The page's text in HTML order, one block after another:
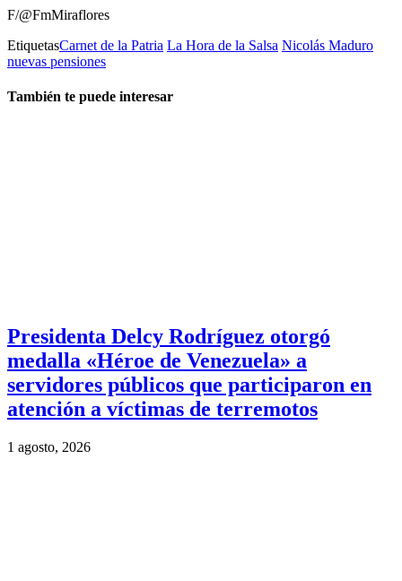
F/@FmMiraflores
EtiquetasCarnet de la Patria La Hora de la Salsa Nicolás Maduro
nuevas pensiones
También te puede interesar
Presidenta Delcy Rodríguez otorgó
medalla «Héroe de Venezuela» a
servidores públicos que participaron en
atención a víctimas de terremotos
1 agosto, 2026